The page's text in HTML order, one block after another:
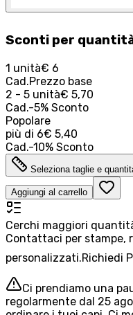
Sconti per
1 unità€ 6
Cad.Prezzo base
2 - 5 unità€ 5,70
Cad.-5% Sconto
Popolare
più di 6€ 5,40
Cad.-10% Sconto
Seleziona taglie e
Aggiungi al carrello
Cerchi maggiori
Contattaci per stampe,
personalizzati.Richiedi
Ci prendiamo una
regolarmente dal 25